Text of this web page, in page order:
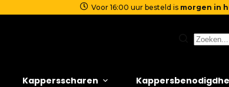
Voor 16:00 uur besteld is morgen in
Kappersscharen